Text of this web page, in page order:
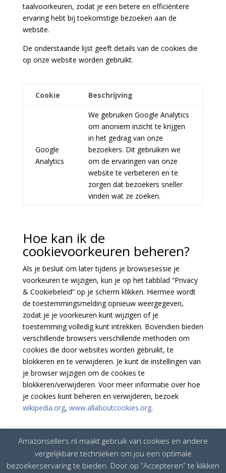
taalvoorkeuren, zodat je een betere en efficiëntere
ervaring hebt bij toekomstige bezoeken aan de
website.
De onderstaande lijst geeft details van de cookies die
op onze website worden gebruikt.
Cookie Beschrijving
Google
Analytics
We gebruiken Google Analytics
om anoniem inzicht te krijgen
in het gedrag van onze
bezoekers. Dit gebruiken we
om de ervaringen van onze
website te verbeteren en te
zorgen dat bezoekers sneller
vinden wat ze zoeken.
Hoe kan ik de
cookievoorkeuren beheren?
Als je besluit om later tijdens je browsesessie je
voorkeuren te wijzigen, kun je op het tabblad “Privacy
& Cookiebeleid” op je scherm klikken. Hiermee wordt
de toestemmingsmelding opnieuw weergegeven,
zodat je je voorkeuren kunt wijzigen of je
toestemming volledig kunt intrekken. Bovendien bieden
verschillende browsers verschillende methoden om
cookies die door websites worden gebruikt, te
blokkeren en te verwijderen. Je kunt de instellingen van
je browser wijzigen om de cookies te
blokkeren/verwijderen. Voor meer informatie over hoe
je cookies kunt beheren en verwijderen, bezoek
wikipedia.org, www.allaboutcookies.org.
Disclaimer Privacybeleid Cookiebeleid
Amazonsellers.nl maakt gebruik van cookies en andere
vergelijkbare technieken om jou een optimale
bezoekerservaring te bieden. Door op “Accepteren” te klikken